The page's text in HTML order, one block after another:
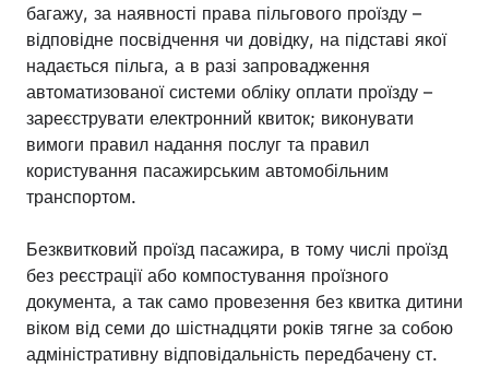
багажу, за наявності права пільгового проїзду –
відповідне посвідчення чи довідку, на підставі якої
надається пільга, а в разі запровадження
автоматизованої системи обліку оплати проїзду –
зареєструвати електронний квиток; виконувати
вимоги правил надання послуг та правил
користування пасажирським автомобільним
транспортом.
Безквитковий проїзд пасажира, в тому числі проїзд
без реєстрації або компостування проїзного
документа, а так само провезення без квитка дитини
віком від семи до шістнадцяти років тягне за собою
адміністративну відповідальність передбачену ст.